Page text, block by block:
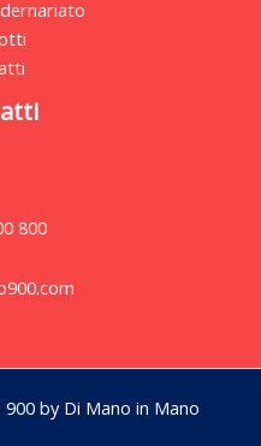
800
by Di Mano in Mano